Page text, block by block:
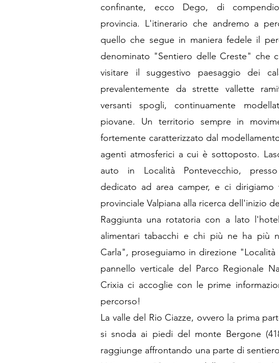
confinante, ecco Dego, di
provincia. L'itinerario che andremo a
quello che segue in maniera fedele il
denominato "Sentiero delle Creste" che
visitare il suggestivo paesaggio dei
prevalentemente da strette vallette
versanti spogli, continuamente
piovane. Un territorio sempre in
fortemente caratterizzato dal
agenti atmosferici a cui è sottoposto.
auto in Località Pontevecchio,
dedicato ad area camper, e ci dirigiamo
provinciale Valpiana alla ricerca dell'inizio
Raggiunta una rotatoria con a lato
alimentari tabacchi e chi più ne ha più
Carla", proseguiamo in direzione "Località
pannello verticale del Parco Regionale
Crixia ci accoglie con le prime
percorso!
La valle del Rio Ciazze, ovvero la prima
si snoda ai piedi del monte Bergone
raggiunge affrontando una parte di